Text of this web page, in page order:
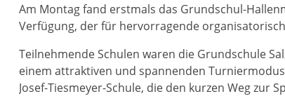
Am Montag fand erstmals das Grundschul-
Verfügung, der für hervorragende
Teilnehmende Schulen waren die Grundschule
einem attraktiven und spannenden
Josef-Tiesmeyer-Schule, die den kurzen Weg zur